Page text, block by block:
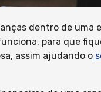
dentro de uma
para que
assim ajudando o